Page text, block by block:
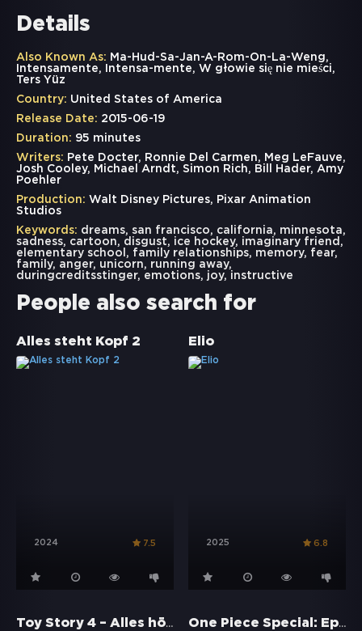
Details
Also Known As: Ma-Hud-Sa-Jan-A-Rom-On-La-Weng,
Intensamente, Intensa-mente, W głowie się nie mieści,
Ters Yüz
Country: United States of America
Release Date: 2015-06-19
Duration: 95 minutes
Writers: Pete Docter, Ronnie Del Carmen, Meg LeFauve,
Josh Cooley, Michael Arndt, Simon Rich, Bill Hader, Amy
Poehler
Production: Walt Disney Pictures, Pixar Animation
Studios
Keywords: dreams, san francisco, california, minnesota,
sadness, cartoon, disgust, ice hockey, imaginary friend ,
elementary school , family relationships, memory, fear,
family, anger, unicorn, running away,
duringcreditsstinger, emotions, joy, instructive
People also search for
Alles steht Kopf 2
2024 7.5
Elio
2025 6.8
Toy Story 4 – Alles hört auf kein Kommando One Piece Special: Episode of Merry - Die Geschichte über ein ungewöhnliches Crewmitglied